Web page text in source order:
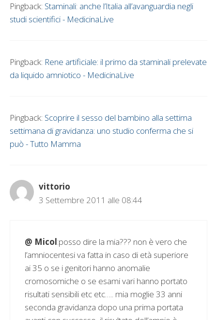
Pingback: Staminali: anche l’Italia all’avanguardia negli
studi scientifici - MedicinaLive
Pingback: Rene artificiale: il primo da staminali prelevate
da liquido amniotico - MedicinaLive
Pingback: Scoprire il sesso del bambino alla settima
settimana di gravidanza: uno studio conferma che si
può - Tutto Mamma
vittorio
3 Settembre 2011 alle 08:44
@ Micol:posso dire la mia??? non è vero che
l’amniocentesi va fatta in caso di età superiore
ai 35 o se i genitori hanno anomalie
cromosomiche o se esami vari hanno portato
risultati sensibili etc etc….. mia moglie 33 anni
seconda gravidanza dopo una prima portata